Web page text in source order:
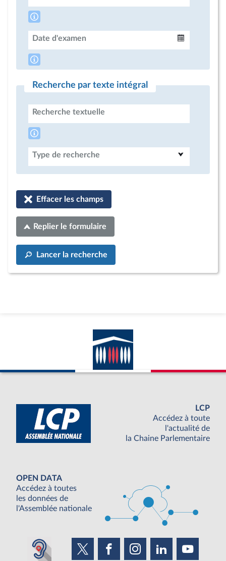
Date d'examen
Recherche par texte intégral
Recherche textuelle
Type de recherche
Effacer les champs
Replier le formulaire
Lancer la recherche
LCP
Accédez à toute
l'actualité de
la Chaine Parlementaire
OPEN DATA
Accédez à toutes
les données de
l'Assemblée nationale